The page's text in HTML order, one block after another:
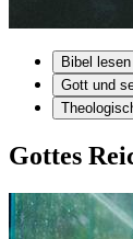
Bibel
Gott und
Gottes